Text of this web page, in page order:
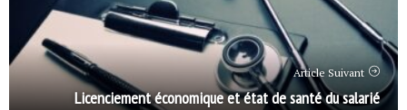
Article Suivant
Licenciement économique et état de santé du salarié